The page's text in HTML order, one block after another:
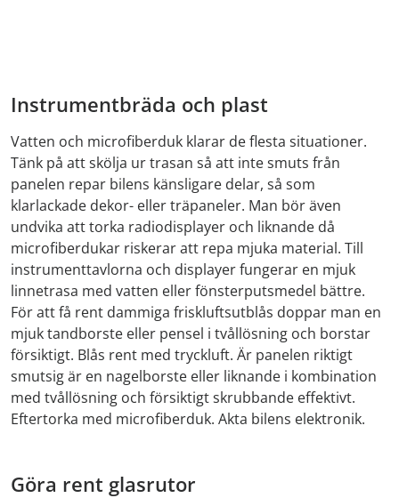
Instrumentbräda och plast
Vatten och microfiberduk klarar de flesta situationer.
Tänk på att skölja ur trasan så att inte smuts från
panelen repar bilens känsligare delar, så som
klarlackade dekor- eller träpaneler. Man bör även
undvika att torka radiodisplayer och liknande då
microfiberdukar riskerar att repa mjuka material. Till
instrumenttavlorna och displayer fungerar en mjuk
linnetrasa med vatten eller fönsterputsmedel bättre.
För att få rent dammiga friskluftsutblås doppar man en
mjuk tandborste eller pensel i tvållösning och borstar
försiktigt. Blås rent med tryckluft. Är panelen riktigt
smutsig är en nagelborste eller liknande i kombination
med tvållösning och försiktigt skrubbande effektivt.
Eftertorka med microfiberduk. Akta bilens elektronik.
Göra rent glasrutor